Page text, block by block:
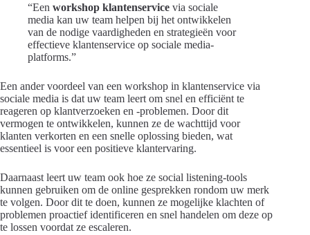
“Een workshop klantenservice via sociale
media kan uw team helpen bij het ontwikkelen
van de nodige vaardigheden en strategieën voor
effectieve klantenservice op sociale media-
platforms.”
Een ander voordeel van een workshop in klantenservice via
sociale media is dat uw team leert om snel en efficiënt te
reageren op klantverzoeken en -problemen. Door dit
vermogen te ontwikkelen, kunnen ze de wachttijd voor
klanten verkorten en een snelle oplossing bieden, wat
essentieel is voor een positieve klantervaring.
Daarnaast leert uw team ook hoe ze social listening-tools
kunnen gebruiken om de online gesprekken rondom uw merk
te volgen. Door dit te doen, kunnen ze mogelijke klachten of
problemen proactief identificeren en snel handelen om deze op
te lossen voordat ze escaleren.